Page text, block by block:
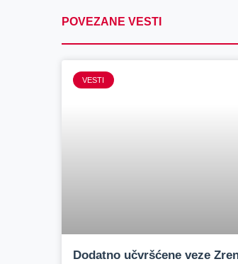
POVEZANE VESTI
VESTI
Dodatno učvršćene veze